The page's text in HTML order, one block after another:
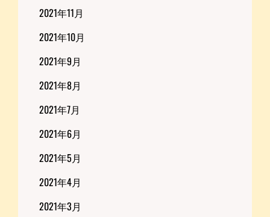
2021年11月
2021年10月
2021年9月
2021年8月
2021年7月
2021年6月
2021年5月
2021年4月
2021年3月